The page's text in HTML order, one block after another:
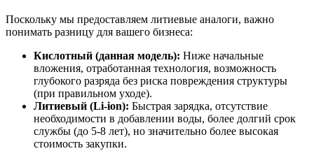
Поскольку мы предоставляем литиевые аналоги, важно
понимать разницу для вашего бизнеса:
Кислотный (данная модель): Ниже начальные
вложения, отработанная технология, возможность
глубокого разряда без риска повреждения структуры
(при правильном уходе).
Литиевый (Li-ion): Быстрая зарядка, отсутствие
необходимости в добавлении воды, более долгий срок
службы (до 5-8 лет), но значительно более высокая
стоимость закупки.